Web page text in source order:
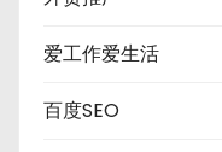
爱工作爱生活
百度SEO